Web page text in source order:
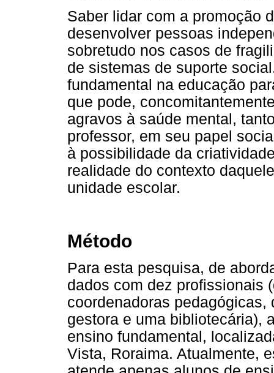
Saber lidar com a promoção
desenvolver pessoas
sobretudo nos casos de
de sistemas de suporte
fundamental na educação
que pode,
agravos à saúde mental,
professor, em seu papel
à possibilidade da
realidade do contexto
unidade escolar.
Método
Para esta pesquisa, de
dados com dez profissionais
coordenadoras
gestora e uma bibliotecária),
ensino fundamental,
Vista, Roraima. Atualmente,